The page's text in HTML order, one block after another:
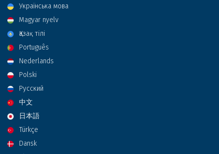
Українська мова
Magyar nyelv
Қазақ тілі
Português
Nederlands
Polski
Русский
中文
日本語
Türkçe
Dansk